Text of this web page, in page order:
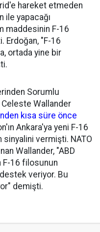
hareket etmeden
ile yapacağı
maddesinin F-16
Erdoğan, "F-16
ortada yine bir
Sorumlu
Celeste Wallander
kısa süre önce
Ankara'ya yeni F-16
vermişti. NATO
Wallander, "ABD
F-16 filosunun
veriyor. Bu
demişti.